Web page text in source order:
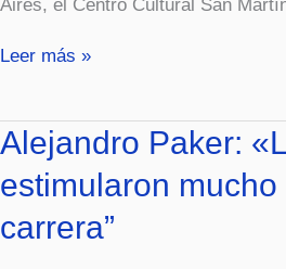
Aires, el Centro Cultural San
Leer más »
Alejandro Paker:
estimularon mucho
carrera”
Alejandro
Paker:
«Los
‘no’
me